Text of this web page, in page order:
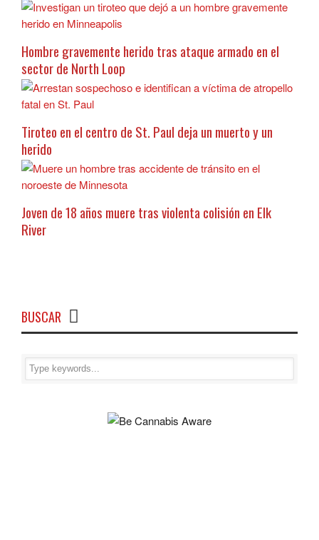
Hombre gravemente herido tras ataque armado en el
sector de North Loop
Tiroteo en el centro de St. Paul deja un muerto y un
herido
Joven de 18 años muere tras violenta colisión en Elk
River
BUSCAR